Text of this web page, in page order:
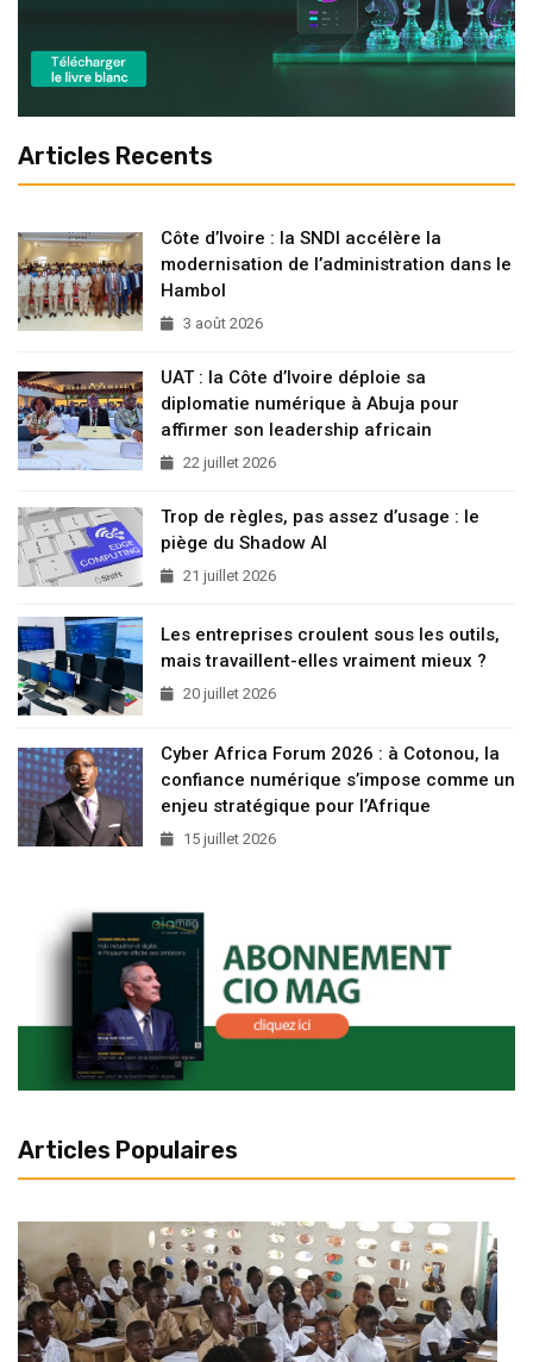
Articles Recents
Côte d’Ivoire : la SNDI accélère la
modernisation de l’administration dans le
Hambol
3 août 2026
UAT : la Côte d’Ivoire déploie sa
diplomatie numérique à Abuja pour
affirmer son leadership africain
22 juillet 2026
Trop de règles, pas assez d’usage : le
piège du Shadow AI
21 juillet 2026
Les entreprises croulent sous les outils,
mais travaillent-elles vraiment mieux ?
20 juillet 2026
Cyber Africa Forum 2026 : à Cotonou, la
confiance numérique s’impose comme un
enjeu stratégique pour l’Afrique
15 juillet 2026
Articles Populaires